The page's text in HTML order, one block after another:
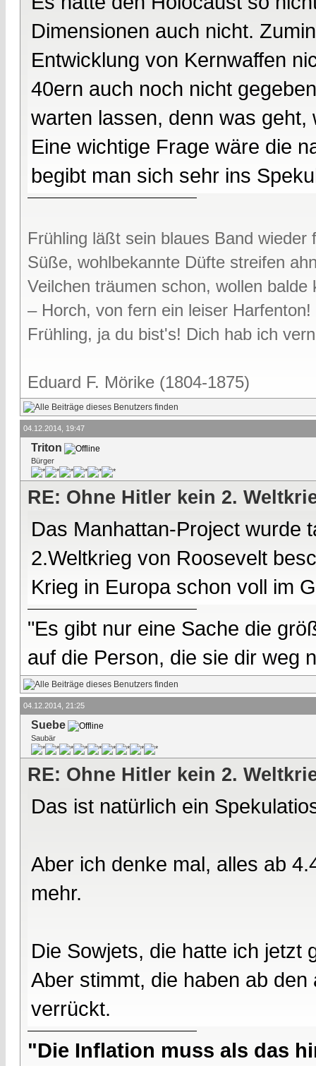
Dimensionen auch nicht.
Entwicklung von Kernwaffen
40ern auch noch nicht
warten lassen, denn was
Eine wichtige Frage wäre die
begibt man sich sehr ins
Frühling läßt sein blaues Band wieder
Süße, wohlbekannte Düfte streifen
Veilchen träumen schon, wollen balde
– Horch, von fern ein leiser Harfenton!
Frühling, ja du bist's! Dich hab ich
Eduard F. Mörike (1804-1875)
04.12.2014, 19:47
Triton
Bürger
RE: Ohne Hitler kein 2.
Das Manhattan-Project wurde
2.Weltkrieg von Roosevelt
Krieg in Europa schon voll im
"Es gibt nur eine Sache die
auf die Person, die sie dir weg
04.12.2014, 21:25
Suebe
Saubär
RE: Ohne Hitler kein 2.
Das ist natürlich ein
Aber ich denke mal, alles ab
mehr.
Die Sowjets, die hatte ich jetzt
Aber stimmt, die haben ab
verrückt.
"Die Inflation muss als das